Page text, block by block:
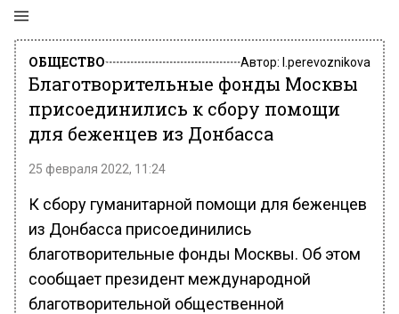
ОБЩЕСТВО Автор: l.perevoznikova
Благотворительные фонды Москвы
присоединились к сбору помощи
для беженцев из Донбасса
25 февраля 2022, 11:24
К сбору гуманитарной помощи для беженцев
из Донбасса присоединились
благотворительные фонды Москвы. Об этом
сообщает президент международной
благотворительной общественной